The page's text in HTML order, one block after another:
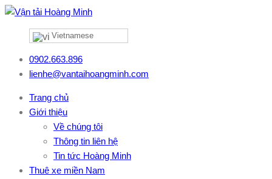
Vietnamese
0902.663.896
lienhe@vantaihoangminh.com
Trang chủ
Giới thiệu
Về chúng tôi
Thông tin liên hệ
Tin tức Hoàng Minh
Thuê xe miền Nam